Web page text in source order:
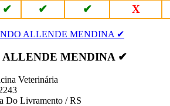
✔ ✔ ✔ X
ALLENDE MENDINA ✔
Veterinária
Do Livramento / RS